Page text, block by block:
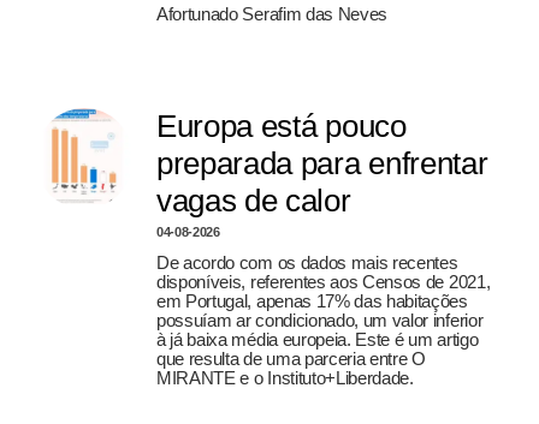
Afortunado Serafim das Neves
Europa está pouco
preparada para enfrentar
vagas de calor
04-08-2026
De acordo com os dados mais recentes
disponíveis, referentes aos Censos de 2021,
em Portugal, apenas 17% das habitações
possuíam ar condicionado, um valor inferior
à já baixa média europeia. Este é um artigo
que resulta de uma parceria entre O
MIRANTE e o Instituto+Liberdade.